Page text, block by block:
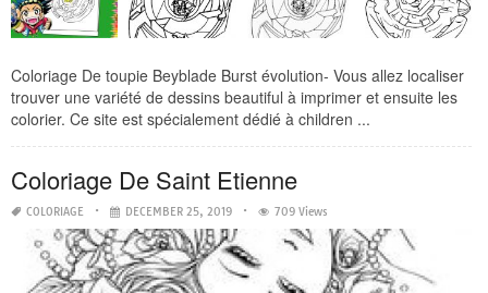
Coloriage De toupie Beyblade Burst évolution- Vous allez localiser
trouver une variété de dessins beautiful à imprimer et ensuite les
colorier. Ce site est spécialement dédié à children ...
Coloriage De Saint Etienne
COLORIAGE DECEMBER 25, 2019 709 Views